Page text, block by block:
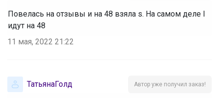
Повелась на отзывы и на 48 взяла s. На самом деле l
идут на 48
11 мая, 2022 21:22
ТатьянаГолд Автор уже получил заказ!